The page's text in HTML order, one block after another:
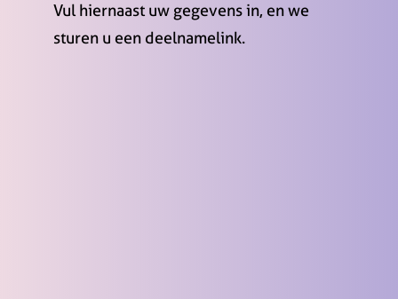
Vul hiernaast uw gegevens in, en we
sturen u een deelnamelink.